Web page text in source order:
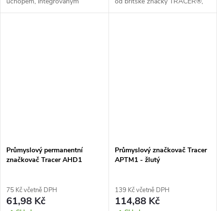
ořezávátkem a praktickým
který dokáže psát na většinu
Průmyslový permanentní
značkovač Tracer AHD1
75 Kč včetně DPH
61,98 Kč
Průmyslový značkovač Tracer
APTM1 - žlutý
139 Kč včetně DPH
114,88 Kč